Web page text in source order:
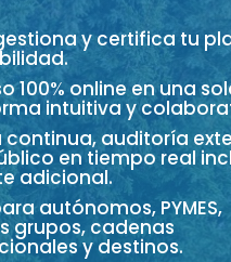
y certifica tu
100% online en una
intuitiva y
continua, auditoría
en tiempo real
adicional.
autónomos, PYMES,
grupos, cadenas
y destinos.